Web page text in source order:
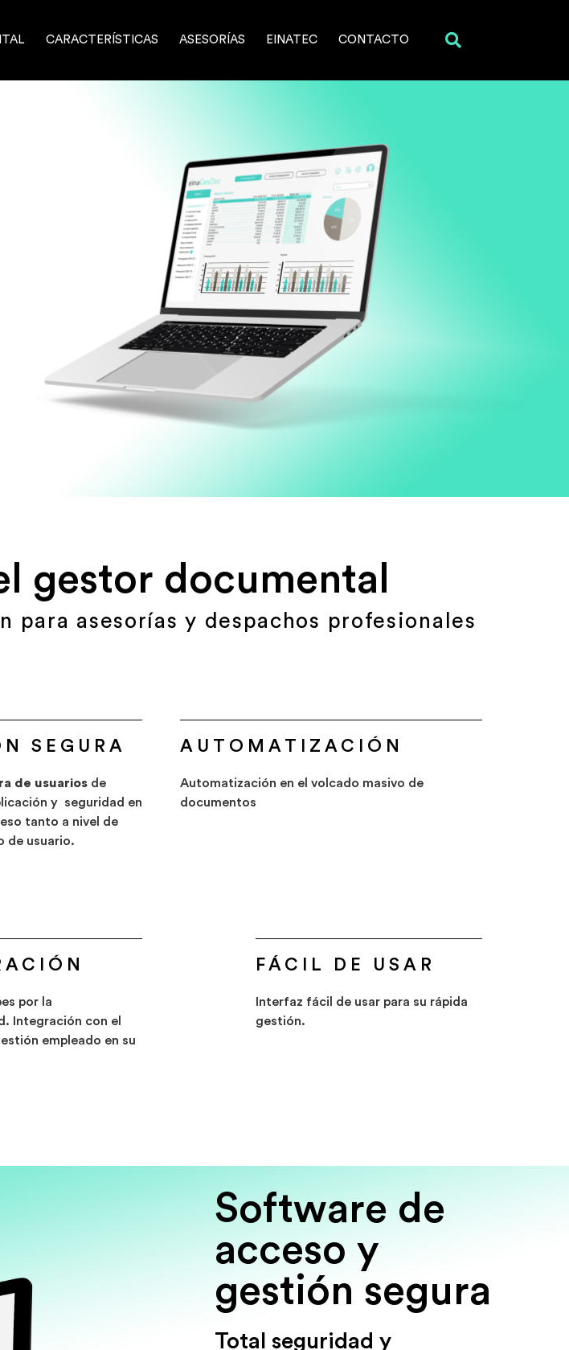
CARACTERÍSTICAS ASESORÍAS EINATEC CONTACTO
gestor documental
para asesorías y despachos profesionales
SEGURA
de usuariosde
y seguridad en
tanto a nivel de
de usuario.
AUTOMATIZACIÓN
Automatización en el volcado masivo de
documentos
por la
Integración con el
empleado en su
FÁCIL DE USAR
Interfaz fácil de usar para su rápida
gestión.
Software de
acceso y
gestión segura
Total seguridad y